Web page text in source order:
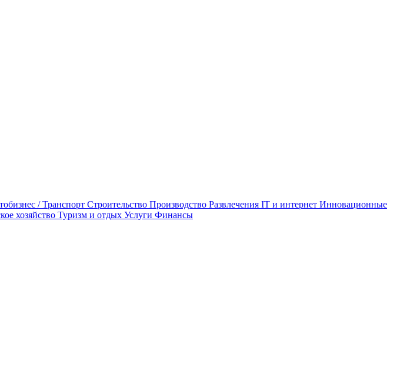
/ Транспорт Строительство Производство Развлечения IT и интернет Инновационные
хозяйство Туризм и отдых Услуги Финансы